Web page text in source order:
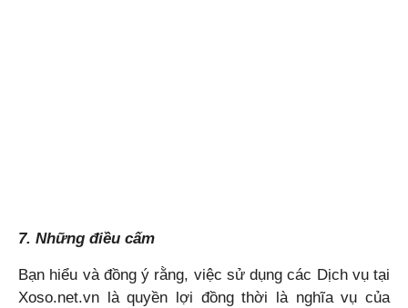
7. Những điều cấm
Bạn hiểu và đồng ý rằng, việc sử dụng các Dịch vụ tại
Xoso.net.vn là quyền lợi đồng thời là nghĩa vụ của